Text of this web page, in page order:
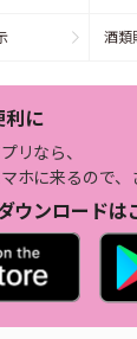
酒類
利に
リなら、
ホに来るので、
ウンロードは